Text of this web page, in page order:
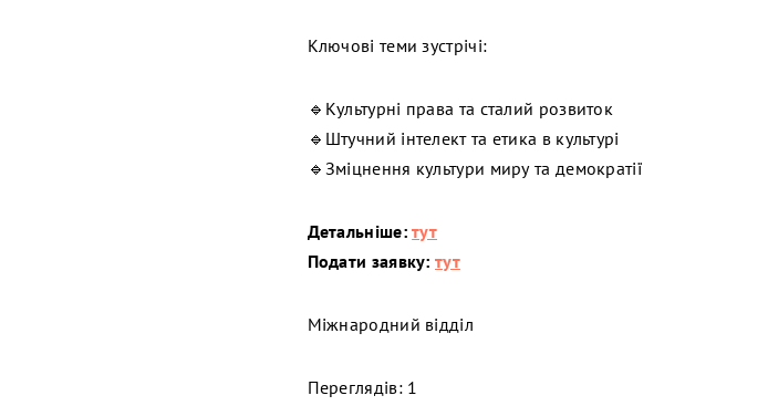
Ключові теми зустрічі:
🔹Культурні права та сталий розвиток
🔹Штучний інтелект та етика в культурі
🔹Зміцнення культури миру та демократії
Детальніше: тут
Подати заявку: тут
Міжнародний відділ
Переглядів: 1